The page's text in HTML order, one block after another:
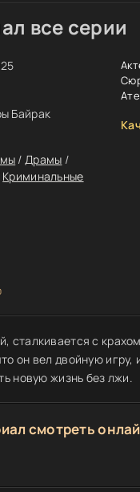
все серии
Байрак
/Драмы /
Криминальные
сталкивается с
он вел двойную игру,
новую жизнь без лжи.
смотреть